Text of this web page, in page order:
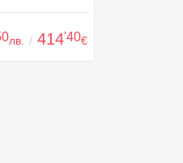
лв. / 414'40€